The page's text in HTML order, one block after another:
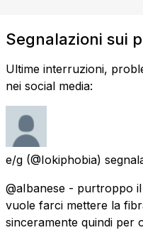
Segnalazioni sui
Ultime interruzioni,
nei social media:
e/g (@Iokiphobia)
@aIbanese - purtroppo
vuole farci mettere la
sinceramente quindi per